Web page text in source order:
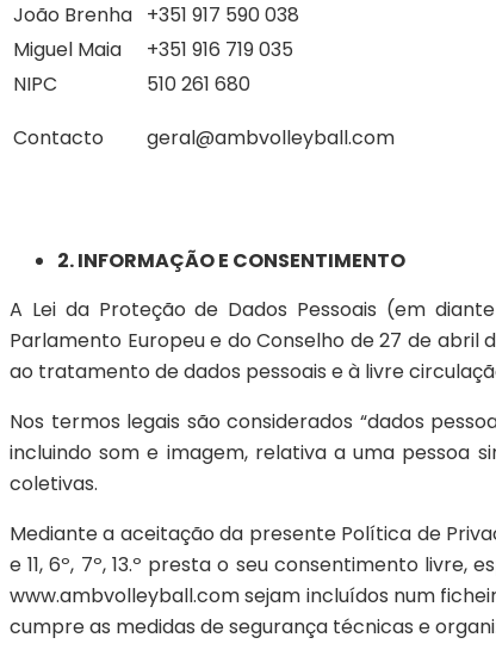
João Brenha +351 917 590 038
Miguel Maia
+351 916 719 035
NIPC
510 261 680
Contacto
geral@ambvolleyball.com
2. INFORMAÇÃO E CONSENTIMENTO
A Lei da Proteção de Dados Pessoais (em
Parlamento Europeu e do Conselho de 27 de abril
ao tratamento de dados pessoais e à livre
Nos termos legais são considerados “dados
incluindo som e imagem, relativa a uma pessoa
coletivas.
Mediante a aceitação da presente Política de
e 11, 6º, 7º, 13.º presta o seu consentimento
www.ambvolleyball.com sejam incluídos num
cumpre as medidas de segurança técnicas e